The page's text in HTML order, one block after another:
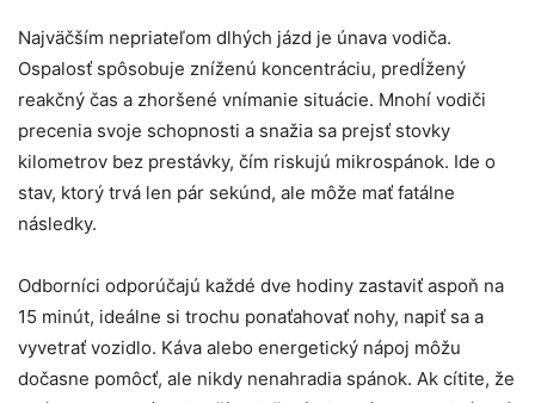
Najväčším nepriateľom dlhých jázd je únava vodiča.
Ospalosť spôsobuje zníženú koncentráciu, predĺžený
reakčný čas a zhoršené vnímanie situácie. Mnohí vodiči
precenia svoje schopnosti a snažia sa prejsť stovky
kilometrov bez prestávky, čím riskujú mikrospánok. Ide o
stav, ktorý trvá len pár sekúnd, ale môže mať fatálne
následky.
Odborníci odporúčajú každé dve hodiny zastaviť aspoň na
15 minút, ideálne si trochu ponaťahovať nohy, napiť sa a
vyvetrať vozidlo. Káva alebo energetický nápoj môžu
dočasne pomôcť, ale nikdy nenahradia spánok. Ak cítite, že